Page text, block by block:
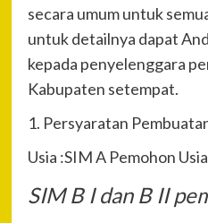
secara umum untuk
untuk detailnya dapat
kepada penyelenggara
Kabupaten setempat.
1. Persyaratan
Usia :SIM A Pemohon
SIM B I dan B II